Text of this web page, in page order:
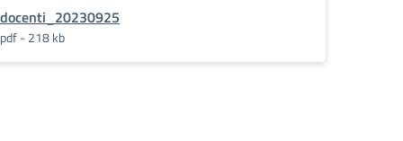
docenti_20230925
pdf - 218 kb